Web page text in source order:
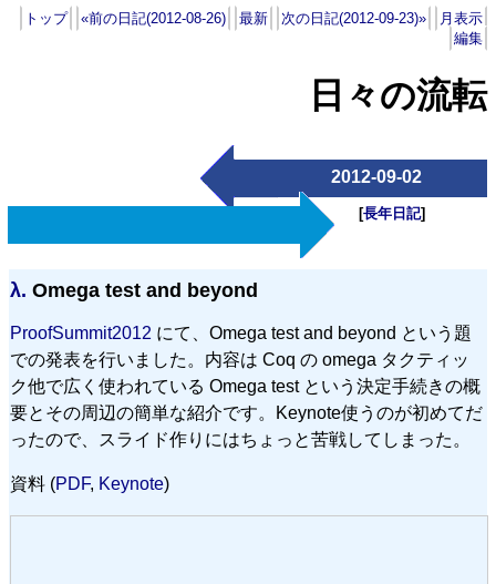
トップ «前の日記(2012-08-26) 最新 次の日記(2012-09-23)»
月表示
編集
日々の流転
2012-09-02
[長年日記]
λ. Omega test and beyond
ProofSummit2012 にて、Omega test and beyond という題
での発表を行いました。内容は Coq の omega タクティッ
ク他で広く使われている Omega test という決定手続きの概
要とその周辺の簡単な紹介です。Keynote使うのが初めてだ
ったので、スライド作りにはちょっと苦戦してしまった。
資料 (PDF, Keynote)